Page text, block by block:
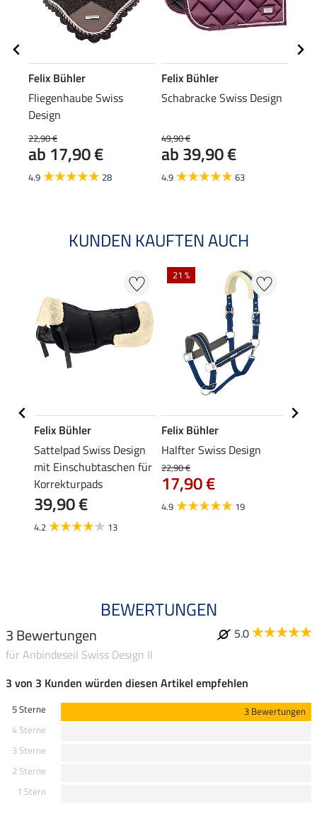
Felix Bühler
Fliegenhaube Swiss
Design
22,90 €
ab 17,90 €
4.9 28
Felix Bühler
Schabracke Swiss Design
49,90 €
ab 39,90 €
4.9 63
KUNDEN KAUFTEN AUCH
Felix Bühler
Sattelpad Swiss Design
mit Einschubtaschen für
Korrekturpads
39,90 €
4.2 13
21 %
Felix Bühler
Halfter Swiss Design
22,90 €
17,90 €
4.9 19
BEWERTUNGEN
3 Bewertungen
5.0
für Anbindeseil Swiss Design II
3 von 3 Kunden würden diesen Artikel empfehlen
5 Sterne
3 Bewertungen
4 Sterne
3 Sterne
2 Sterne
1 Stern